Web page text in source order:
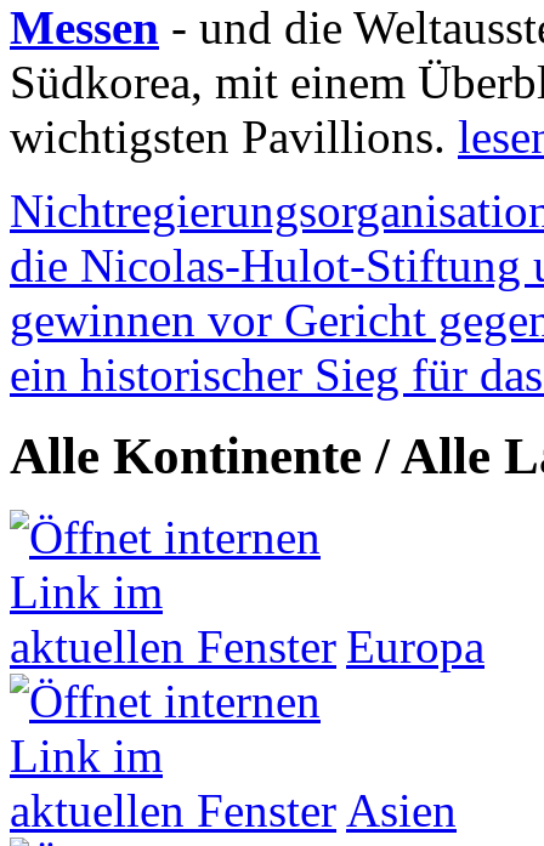
Messen - und die
Südkorea, mit einem
wichtigsten Pavillions.
die Nicolas-Hulot-Stiftung
gewinnen vor Gericht
ein historischer Sieg für
Alle Kontinente / Alle
Europa
Asien